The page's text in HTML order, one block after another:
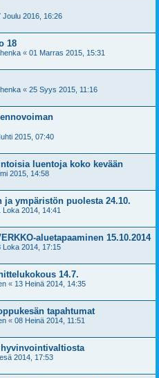
Joulu 2016, 16:26
18
« 01 Marras 2015, 15:31
« 25 Syys 2015, 11:16
2015, 07:40
luentoja koko kevään
2015, 14:58
ympäristön puolesta 24.10.
Loka 2014, 14:41
aluetapaaminen 15.10.2014
Loka 2014, 17:15
14.7.
« 13 Heinä 2014, 14:35
tapahtumat
« 08 Heinä 2014, 11:51
2014, 17:53